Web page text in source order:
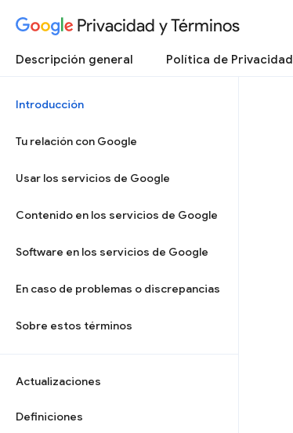
Privacidad y Términos
Descripción general Política de Privacidad
Introducción
Tu relación con Google
Usar los servicios de Google
Contenido en los servicios de Google
Software en los servicios de Google
En caso de problemas o discrepancias
Sobre estos términos
Actualizaciones
Definiciones